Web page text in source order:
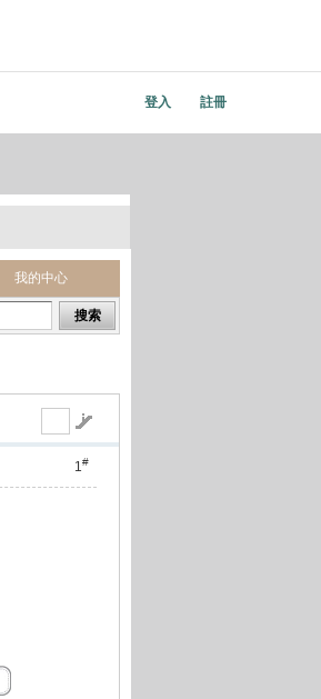
登入 註冊
我的中心
搜索
1#